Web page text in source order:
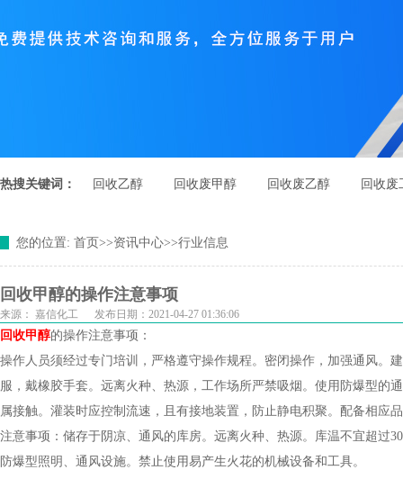
热搜关键词： 回收乙醇 回收废甲醇 回收废乙醇 回收废
您的位置: 首页 >>资讯中心>>行业信息
回收甲醇的操作注意事项
来源： 嘉信化工 发布日期：2021-04-27 01:36:06
回收甲醇的操作注意事项：
操作人员须经过专门培训，严格遵守操作规程。密闭操作，加强通风。
服，戴橡胶手套。远离火种、热源，工作场所严禁吸烟。使用防爆型的
属接触。灌装时应控制流速，且有接地装置，防止静电积聚。配备相应
注意事项：储存于阴凉、通风的库房。远离火种、热源。库温不宜超
防爆型照明、通风设施。禁止使用易产生火花的机械设备和工具。